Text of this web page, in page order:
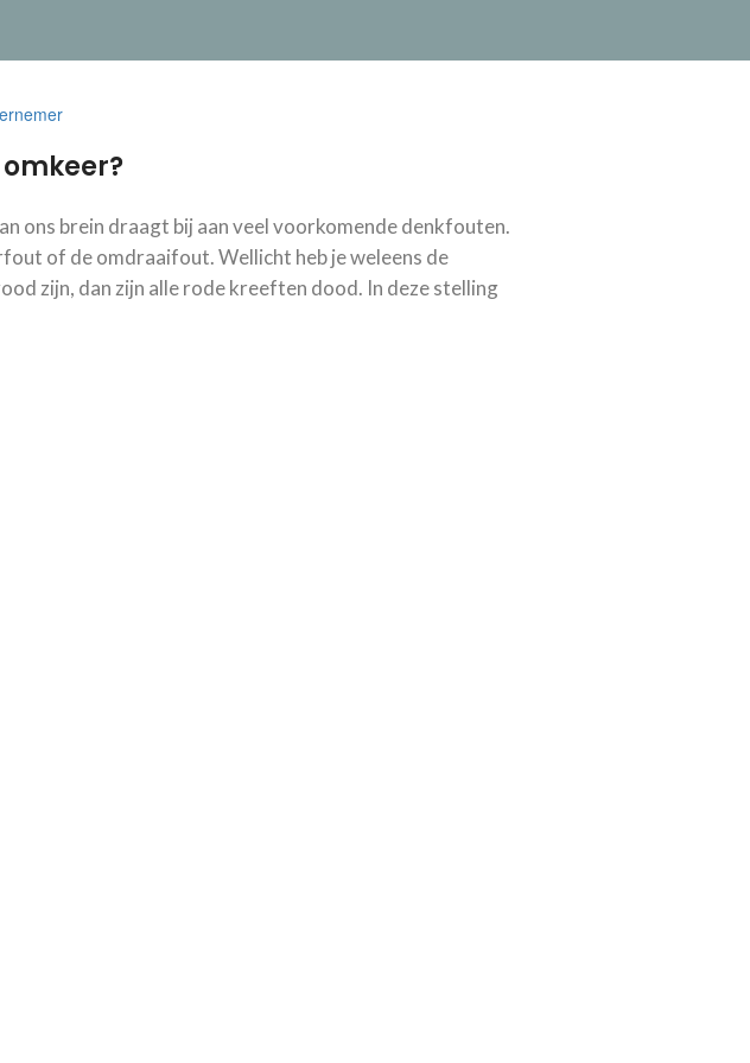
ons brein draagt bij aan veel voorkomende denkfouten.
of de omdraaifout. Wellicht heb je weleens de
zijn, dan zijn alle rode kreeften dood. In deze stelling